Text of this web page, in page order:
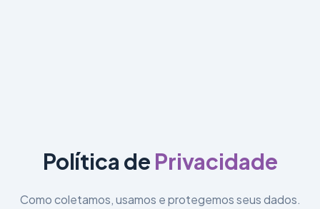
Política de Privacidade
Como coletamos, usamos e protegemos seus dados.